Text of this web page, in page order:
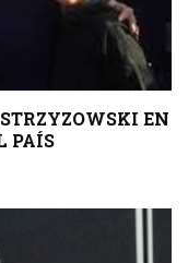
EN
PAÍS